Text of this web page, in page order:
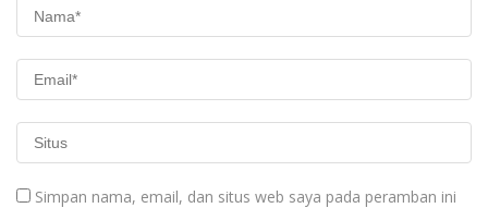
Simpan nama, email, dan situs web saya pada peramban ini